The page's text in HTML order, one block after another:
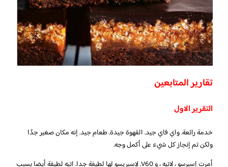
تقارير المتابعين
التقرير الاول
خدمة رائعة. واي فاي جيد. القهوة جيدة. طعام جيد. إنه مكان صغير جدًا
ولكن تم إنجاز كل شيء على أكمل وجه.
أمرت إسبرسو ، لاتيه ، و V60. لإسبريسو لها لطيفة جدا. اتيه لطيفة أيضا بسبب